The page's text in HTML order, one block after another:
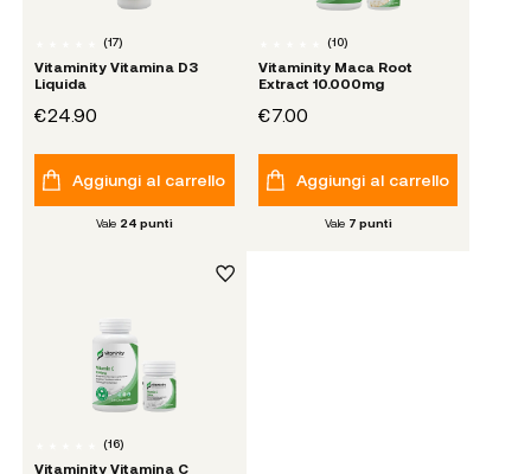
(17)
Vitaminity Vitamina D3
Liquida
€24.90
Aggiungi al carrello
Vale 24 punti
(10)
Vitaminity Maca Root
Extract 10.000mg
€7.00
Aggiungi al carrello
Vale 7 punti
(16)
Vitaminity Vitamina C